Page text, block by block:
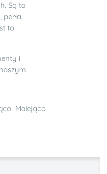
Są to
to
i
Malejąco